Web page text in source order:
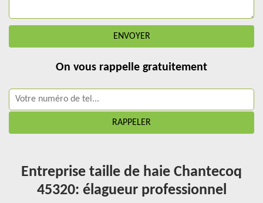
On vous rappelle gratuitement
Entreprise taille de haie Chantecoq
45320: élagueur professionnel